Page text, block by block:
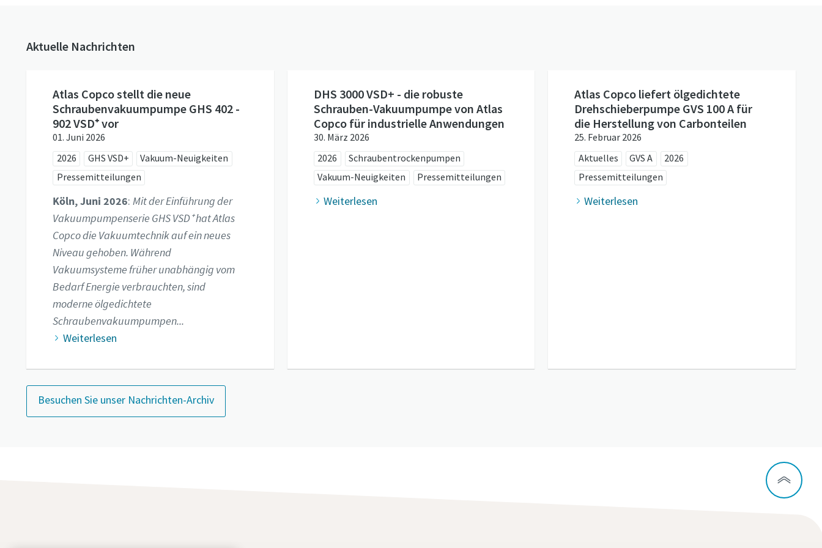
Aktuelle Nachrichten
Atlas Copco stellt die neue
Schraubenvakuumpumpe GHS 402 -
902 VSD⁺ vor
01. Juni 2026
2026
GHS VSD+
Vakuum-Neuigkeiten
Pressemitteilungen
Köln, Juni 2026:Mit der Einführung der
Vakuumpumpenserie GHS VSD⁺ hat Atlas
Copco die Vakuumtechnik auf ein neues
Niveau gehoben. Während
Vakuumsysteme früher unabhängig vom
Bedarf Energie verbrauchten, sind
moderne ölgedichtete
Schraubenvakuumpumpen...
Weiterlesen
DHS 3000 VSD+ - die robuste
Schrauben-Vakuumpumpe von Atlas
Copco für industrielle Anwendungen
30. März 2026
2026
Schraubentrockenpumpen
Vakuum-Neuigkeiten
Pressemitteilungen
Weiterlesen
Atlas Copco liefert ölgedichtete
Drehschieberpumpe GVS 100 A für
die Herstellung von Carbonteilen
25. Februar 2026
Aktuelles
GVS A
2026
Pressemitteilungen
Weiterlesen
Besuchen Sie unser Nachrichten-Archiv